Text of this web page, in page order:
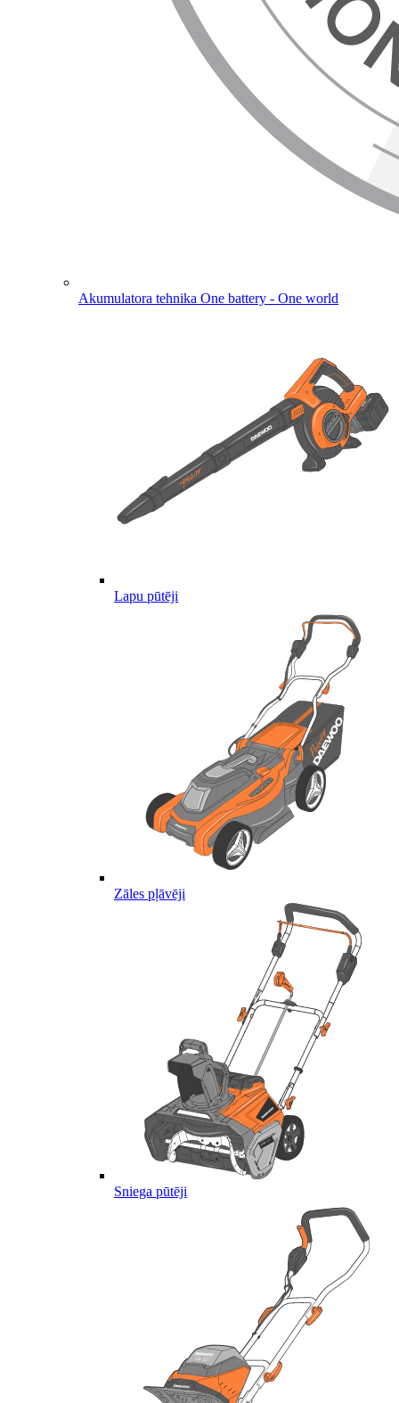
Akumulatora tehnika One battery - One world
Lapu pūtēji
Zāles pļāvēji
Sniega pūtēji